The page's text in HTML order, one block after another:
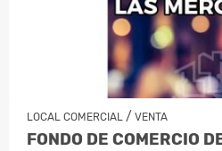
LOCAL COMERCIAL / VENTA